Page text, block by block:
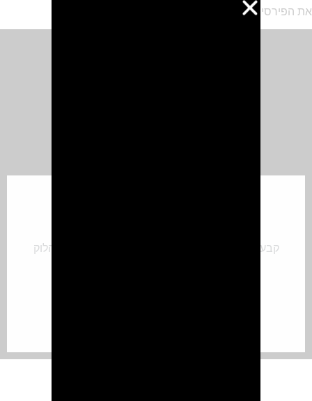
את הפירסינג החדש שלך.
קבעי היום תור לסטודיו של איה בן יעקב והפכי את הלוק